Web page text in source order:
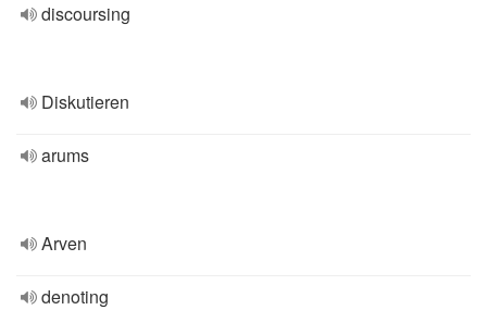
discoursing
Diskutieren
arums
Arven
denoting